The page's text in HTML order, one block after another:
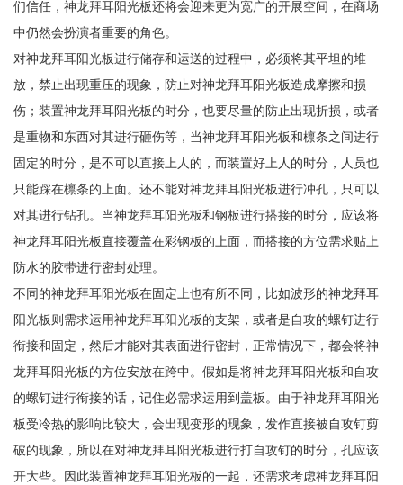
们信任，神龙拜耳阳光板还将会迎来更为宽广的开展空间，在商场
中仍然会扮演者重要的角色。
对神龙拜耳阳光板进行储存和运送的过程中，必须将其平坦的堆
放，禁止出现重压的现象，防止对神龙拜耳阳光板造成摩擦和损
伤；装置神龙拜耳阳光板的时分，也要尽量的防止出现折损，或者
是重物和东西对其进行砸伤等，当神龙拜耳阳光板和檩条之间进行
固定的时分，是不可以直接上人的，而装置好上人的时分，人员也
只能踩在檩条的上面。还不能对神龙拜耳阳光板进行冲孔，只可以
对其进行钻孔。当神龙拜耳阳光板和钢板进行搭接的时分，应该将
神龙拜耳阳光板直接覆盖在彩钢板的上面，而搭接的方位需求贴上
防水的胶带进行密封处理。
不同的神龙拜耳阳光板在固定上也有所不同，比如波形的神龙拜耳
阳光板则需求运用神龙拜耳阳光板的支架，或者是自攻的螺钉进行
衔接和固定，然后才能对其表面进行密封，正常情况下，都会将神
龙拜耳阳光板的方位安放在跨中。假如是将神龙拜耳阳光板和自攻
的螺钉进行衔接的话，记住必需求运用到盖板。由于神龙拜耳阳光
板受冷热的影响比较大，会出现变形的现象，发作直接被自攻钉剪
破的现象，所以在对神龙拜耳阳光板进行打自攻钉的时分，孔应该
开大些。因此装置神龙拜耳阳光板的一起，还需求考虑神龙拜耳阳